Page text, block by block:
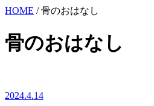
HOME / 骨のおはなし
骨のおはなし
2024.4.14